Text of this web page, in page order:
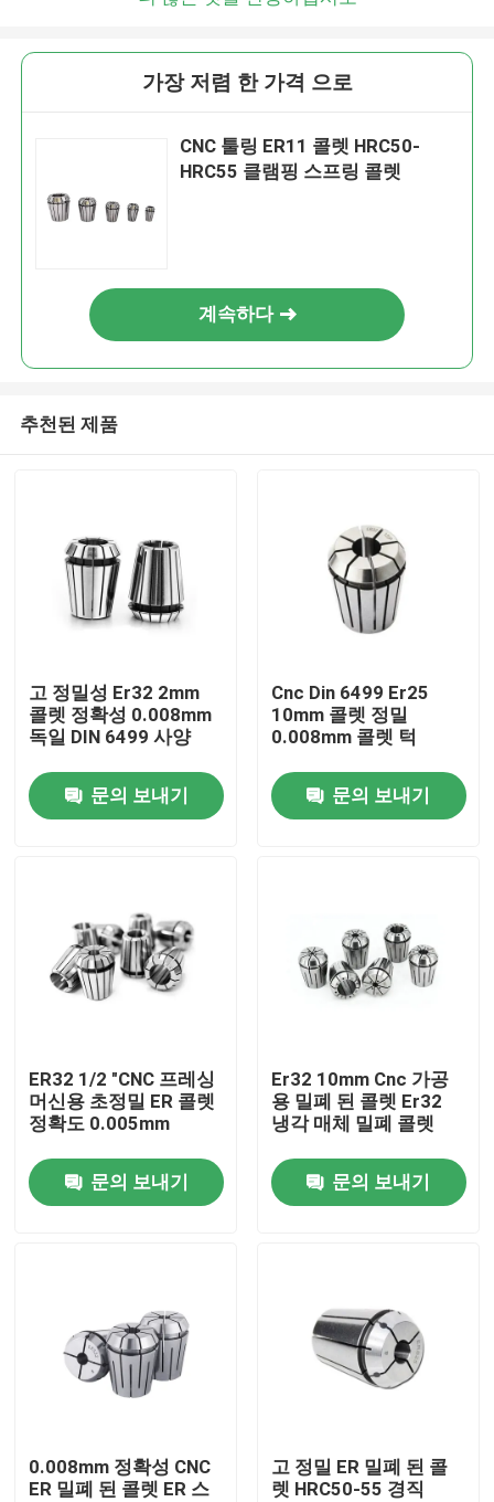
제품
비디오
회사 소개
공장 여행
품질 관리
인용문을 요구하세요
SK 툴 홀더
가장 저렴 한 가격 으로
CNC 툴링 ER11 콜렛 HRC50-
HRC55 클램핑 스프링 콜렛
계속하다
추천된 제품
고 정밀성 Er32 2mm
콜렛 정확성 0.008mm
독일 DIN 6499 사양
문의 보내기
Cnc Din 6499 Er25
10mm 콜렛 정밀
0.008mm 콜렛 턱
문의 보내기
ER32 1/2 "CNC 프레싱
머신용 초정밀 ER 콜렛
정확도 0.005mm
문의 보내기
Er32 10mm Cnc 가공
용 밀폐 된 콜렛 Er32
냉각 매체 밀폐 콜렛
문의 보내기
0.008mm 정확성 CNC
ER 밀폐 된 콜렛 ER 스
고 정밀 ER 밀폐 된 콜
렛 HRC50-55 경직